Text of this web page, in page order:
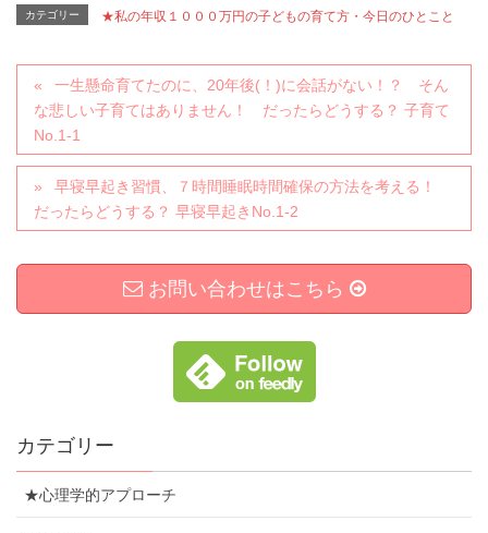
カテゴリー ★私の年収１０００万円の子どもの育て方・今日のひとこと
一生懸命育てたのに、20年後(！)に会話がない！？ そん
な悲しい子育てはありません！ だったらどうする？ 子育て
No.1-1
早寝早起き習慣、７時間睡眠時間確保の方法を考える！
だったらどうする？ 早寝早起きNo.1-2
お問い合わせはこちら
カテゴリー
★心理学的アプローチ